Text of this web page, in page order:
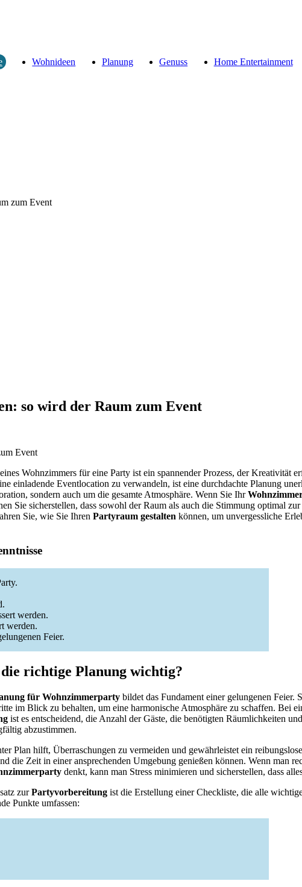
Wohnideen Planung Genuss Home Entertainment
zum Event
so wird der Raum zum Event
Wohnzimmers für eine Party ist ein spannender Prozess, der Kreativität
einladende Eventlocation zu verwandeln, ist eine durchdachte Planung
sondern auch um die gesamte Atmosphäre. Wenn Sie Ihr
Sie sicherstellen, dass sowohl der Raum als auch die Stimmung optimal
Sie, wie Sie Ihren Partyraum gestalten können, um unvergessliche
werden.
werden.
Feier.
richtige Planung wichtig?
für Wohnzimmerparty bildet das Fundament einer gelungenen Feier.
im Blick zu behalten, um eine harmonische Atmosphäre zu schaffen. Bei
ist es entscheidend, die Anzahl der Gäste, die benötigten Räumlichkeiten
abzustimmen.
Plan hilft, Überraschungen zu vermeiden und gewährleistet ein
die Zeit in einer ansprechenden Umgebung genießen können. Wenn man
denkt, kann man Stress minimieren und sicherstellen, dass
zurPartyvorbereitung ist die Erstellung einer Checkliste, die alle
Punkte umfassen: